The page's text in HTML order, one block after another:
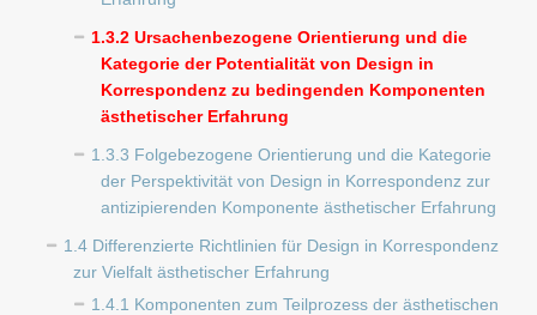
1.3.2 Ursachenbezogene Orientierung und die
Kategorie der Potentialität von Design in
Korrespondenz zu bedingenden Komponenten
ästhetischer Erfahrung
1.3.3 Folgebezogene Orientierung und die Kategorie
der Perspektivität von Design in Korrespondenz zur
antizipierenden Komponente ästhetischer Erfahrung
1.4 Differenzierte Richtlinien für Design in Korrespondenz
zur Vielfalt ästhetischer Erfahrung
1.4.1 Komponenten zum Teilprozess der ästhetischen